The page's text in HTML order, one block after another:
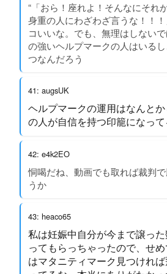
“「おら！座れよ！そんなにそれ
身重の人にわざわざ言うな！！
コいいな。でも、無理はしない
の強いヘルプマークの人はいる
つなんだろう
41: augsUK
ヘルプマークの運用はなんと
の人が自信を持つ印籠になっ
42: e4k2EO
恫喝だね、動画でも取れば裁判
うか
43: heaco65
私は妊娠中自分が今まで譲っ
ってもらっちゃったので、せ
はマタニティマーク見つけれ